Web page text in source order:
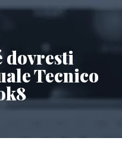
dovresti
Tecnico